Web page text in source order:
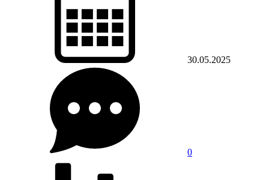
30.05.2025
0